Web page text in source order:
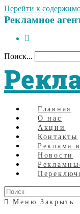
Перейти к
Рекламное
Поиск...
Главная
О нас
Акции
Контакты
Реклама
Новости
Меню Закрыть